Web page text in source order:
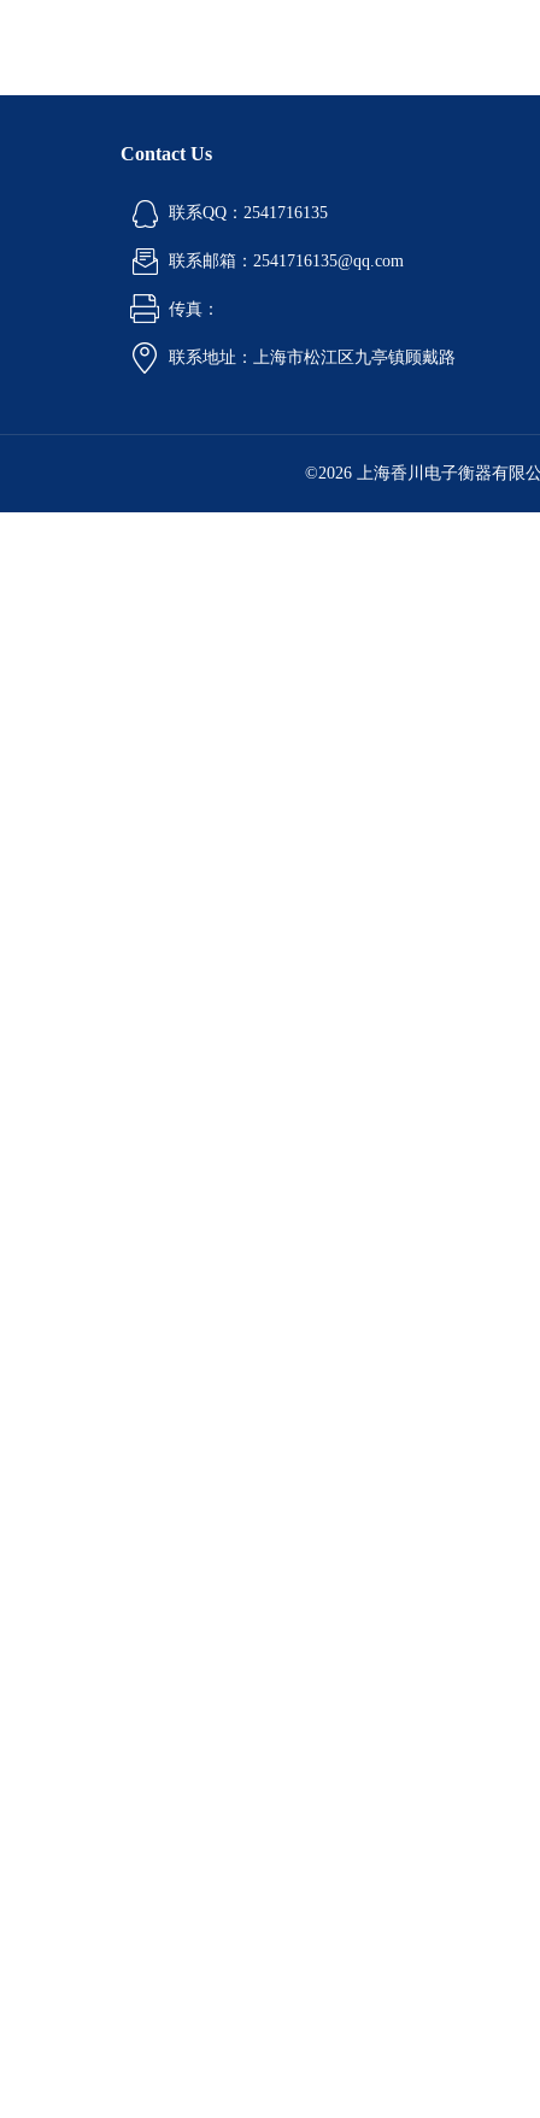
Contact Us
联系QQ：2541716135
联系邮箱：2541716135@qq.com
传真：
联系地址：上海市松江区九亭镇顾戴路
©2026 上海香川电子衡器有限